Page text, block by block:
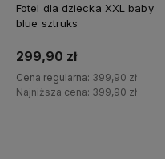
Fotel dla dziecka XXL baby
blue sztruks
299,90 zł
Cena regularna: 399,90 zł
Najniższa cena: 399,90 zł